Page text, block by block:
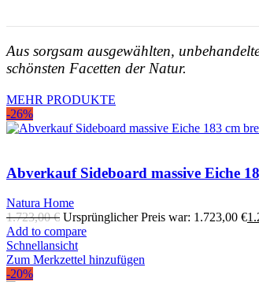
Aus sorgsam ausgewählten,
schönsten Facetten der Natur.
MEHR PRODUKTE
-26%
Abverkauf Sideboard massive Eiche
Natura Home
1.723,00€ Ursprünglicher Preis war: 1.723,00 €
Add to compare
Schnellansicht
Zum Merkzettel hinzufügen
-20%